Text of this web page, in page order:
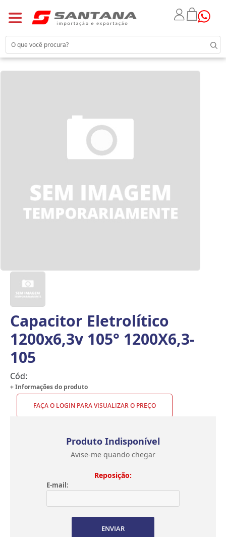
Capacitor Eletrolítico
1200x6,3v 105° 1200X6,3-
105
Cód:
+ Informações do produto
FAÇA O LOGIN PARA VISUALIZAR O PREÇO
Produto Indisponível
Avise-me quando chegar
Reposição:
E-mail:
ENVIAR